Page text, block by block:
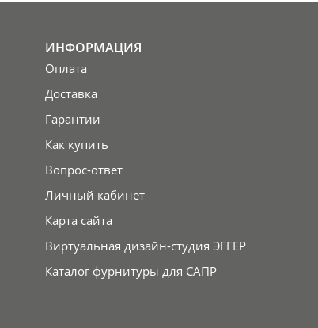
ИНФОРМАЦИЯ
Оплата
Доставка
Гарантии
Как купить
Вопрос-ответ
Личный кабинет
Карта сайта
Виртуальная дизайн-студия ЭГГЕР
Каталог фурнитуры для САПР